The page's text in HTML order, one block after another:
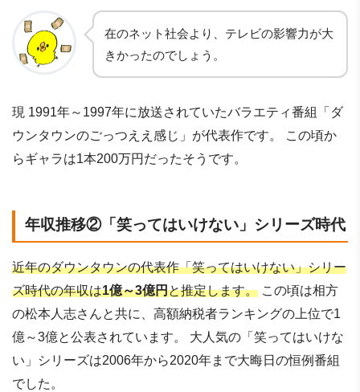
在のネット社会より、テレビの影響力が大
きかったのでしょう。
現 1991年～1997年に放送されていたバラエティ番組「ダ
ウンタウンのごっつええ感じ」が代表作です。 この頃か
らギャラは1本200万円だったそうです。
年収推移②「笑ってはいけない」シリーズ時代
近年のダウンタウンの代表作「笑ってはいけない」シリー
ズ時代の年収は1億～3億円と推定します。 この頃は相方
の松本人志さんと共に、高額納税者ランキングの上位で1
億～3億と公表されています。 大人気の「笑ってはいけな
い」シリーズは2006年から2020年まで大晦日の恒例番組
でした。